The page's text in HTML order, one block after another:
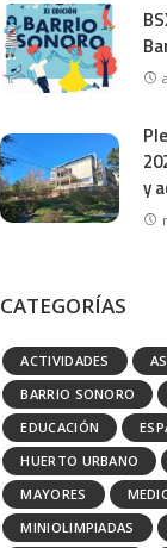
y
CATEGORÍAS
ACTIVIDADES
BARRIO SONORO
EDUCACIÓN
HUERTO URBANO
MAYORES
MINIOLIMPIADAS